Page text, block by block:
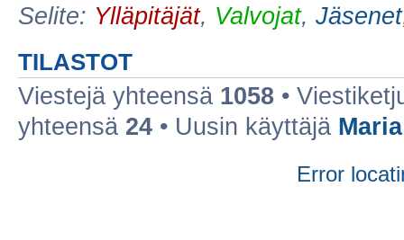
Selite: Ylläpitäjät, Valvojat, Jäsenet
TILASTOT
Viestejä yhteensä 1058 •
yhteensä 24 • Uusin käyttäjä
Error